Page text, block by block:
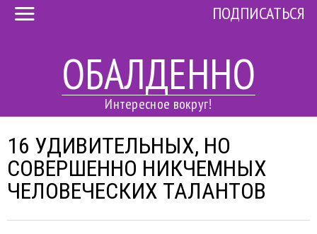
ОБАЛДЕННО
Интересное вокруг!
ПОДПИСАТЬСЯ
16 УДИВИТЕЛЬНЫХ, НО
СОВЕРШЕННО НИКЧЕМНЫХ
ЧЕЛОВЕЧЕСКИХ ТАЛАНТОВ